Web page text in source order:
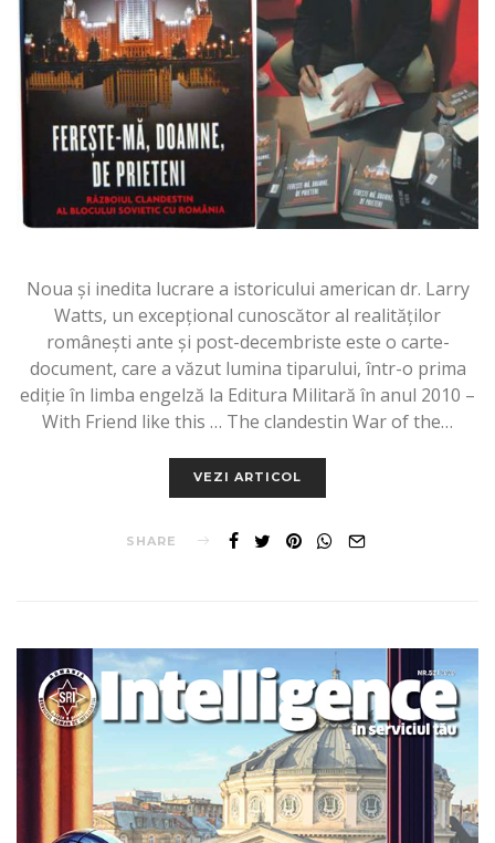
Noua și inedita lucrare a istoricului american dr. Larry
Watts, un excepțional cunoscător al realităților
românești ante și post-decembriste este o carte-
document, care a văzut lumina tiparului, într-o prima
ediție în limba engelză la Editura Militară în anul 2010 –
With Friend like this … The clandestin War of the…
VEZI ARTICOL
SHARE